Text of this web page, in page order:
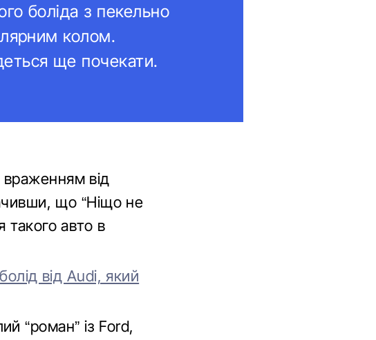
боліда з пекельно
колом.
ще почекати.
від
що “Ніщо не
такого авто в
від Audi, який
“роман” із Ford,